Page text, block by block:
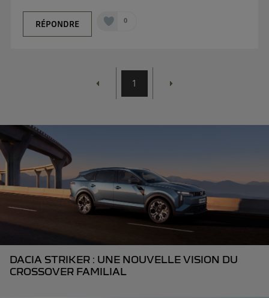
RÉPONDRE 0
1
DACIA STRIKER : UNE NOUVELLE VISION DU
CROSSOVER FAMILIAL